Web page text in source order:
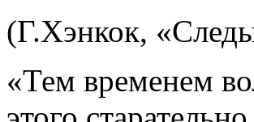
(Г.Хэнкок,
«Тем временем